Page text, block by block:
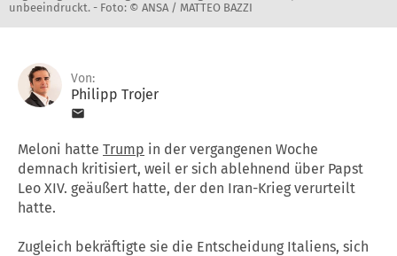
unbeeindruckt. - Foto: © ANSA / MATTEO BAZZI
Von:
Philipp Trojer
Meloni hatte Trump in der vergangenen Woche
demnach kritisiert, weil er sich ablehnend über Papst
Leo XIV. geäußert hatte, der den Iran-Krieg verurteilt
hatte.
Zugleich bekräftigte sie die Entscheidung Italiens, sich